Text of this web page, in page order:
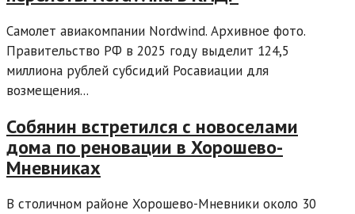
Самолет авиакомпании Nordwind. Архивное фото.
Правительство РФ в 2025 году выделит 124,5
миллиона рублей субсидий Росавиации для
возмещения...
Собянин встретился с новоселами
дома по реновации в Хорошево-
Мневниках
В столичном районе Хорошево-Мневники около 30